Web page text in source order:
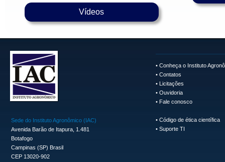
Vídeos
Sede do Instituto Agronômico (IAC)
Avenida Barão de Itapura, 1.481
Botafogo
Campinas (SP) Brasil
CEP 13020-902
• Conheça o Instituto
• Contatos
• Licitações
• Ouvidoria
• Fale conosco
• Código de ética científica
• Suporte TI